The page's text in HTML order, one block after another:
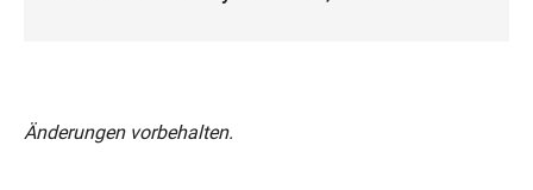
Änderungen vorbehalten.